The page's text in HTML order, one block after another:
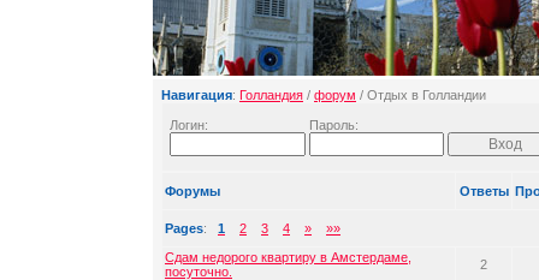
Навигация: Голландия / форум / Отдых в Голландии
Логин: Пароль:
Форумы Ответы
Pages: 1 2 3 4 »
»»
Сдам недорого квартиру в Амстердаме,
посуточно.
2